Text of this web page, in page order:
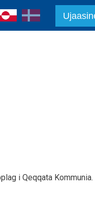
i Qeqqata Kommunia.